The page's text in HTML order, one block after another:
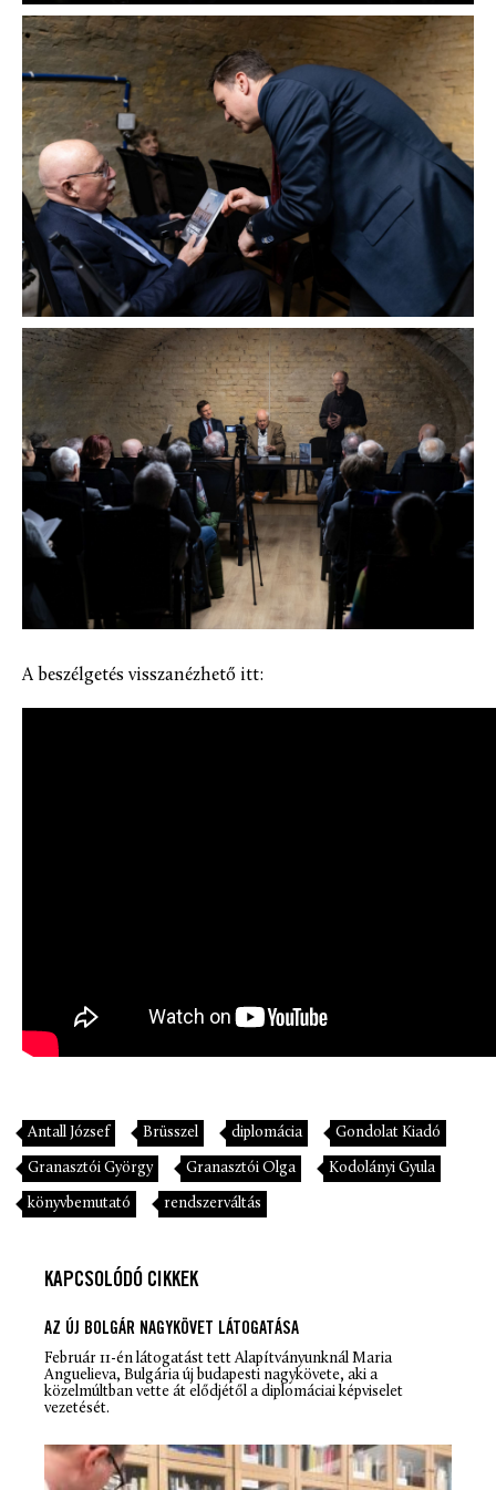
A beszélgetés visszanézhető itt:
Antall József Brüsszel diplomácia Gondolat Kiadó
Granasztói György Granasztói Olga Kodolányi Gyula
könyvbemutató rendszerváltás
KAPCSOLÓDÓ CIKKEK
AZ ÚJ BOLGÁR NAGYKÖVET LÁTOGATÁSA
Február 11-én látogatást tett Alapítványunknál Maria
Anguelieva, Bulgária új budapesti nagykövete, aki a
közelmúltban vette át elődjétől a diplomáciai képviselet
vezetését.